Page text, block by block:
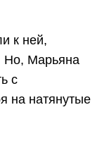
к ней,
Но, Марьяна
с
на натянутые